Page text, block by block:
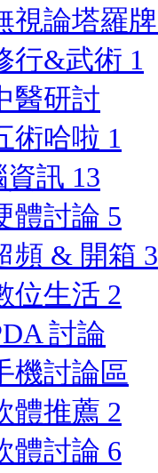
視論塔羅牌
行&武術 1
醫研討
術哈啦 1
資訊 13
體討論 5
頻 & 開箱 3
位生活 2
討論
機討論區
體推薦 2
體討論 6